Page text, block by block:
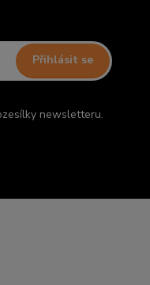
Přihlásit se
newsletteru.